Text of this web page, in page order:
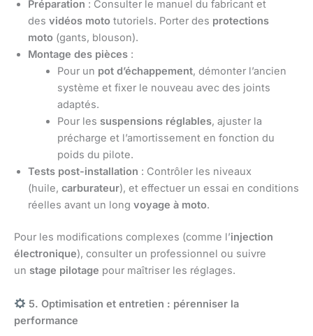
Préparation : Consulter le manuel du fabricant et
des vidéos moto tutoriels. Porter des protections
moto (gants, blouson).
Montage des pièces :
Pour un pot d’échappement, démonter l’ancien
système et fixer le nouveau avec des joints
adaptés.
Pour les suspensions réglables, ajuster la
précharge et l’amortissement en fonction du
poids du pilote.
Tests post-installation : Contrôler les niveaux
(huile, carburateur), et effectuer un essai en conditions
réelles avant un long voyage à moto.
Pour les modifications complexes (comme l’injection
électronique), consulter un professionnel ou suivre
un stage pilotage pour maîtriser les réglages.
5. Optimisation et entretien : pérenniser la
performance